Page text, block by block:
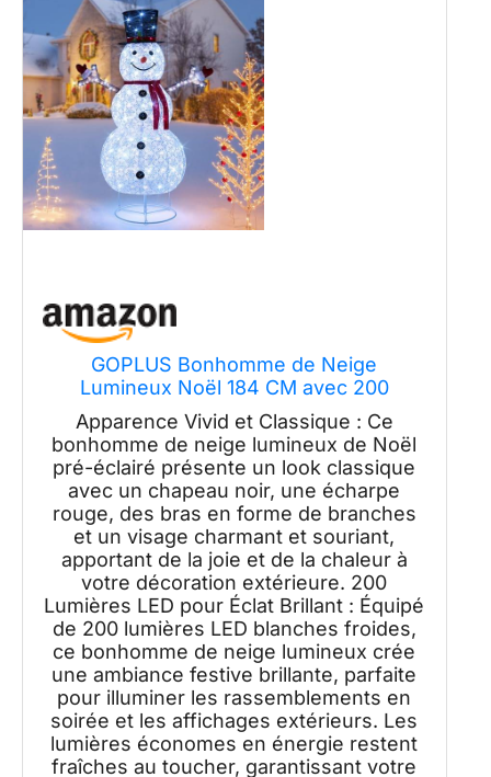
GOPLUS Bonhomme de Neige
Lumineux Noël 184 CM avec 200
Lumières LED, Decoration Noel
Exterieur Lumineuse avec Piquets de
Sol, pour Pelouse, Jardin, Porche, 125 x
80 x 184 CM
Apparence Vivid et Classique : Ce
bonhomme de neige lumineux de Noël
pré-éclairé présente un look classique
avec un chapeau noir, une écharpe
rouge, des bras en forme de branches
et un visage charmant et souriant,
apportant de la joie et de la chaleur à
votre décoration extérieure. 200
Lumières LED pour Éclat Brillant : Équipé
de 200 lumières LED blanches froides,
ce bonhomme de neige lumineux crée
une ambiance festive brillante, parfaite
pour illuminer les rassemblements en
soirée et les affichages extérieurs. Les
lumières économes en énergie restent
fraîches au toucher, garantissant votre